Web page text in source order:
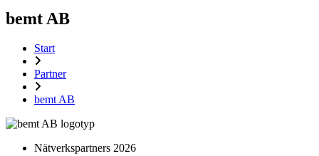
bemt AB
Start
Partner
bemt AB
Nätverkspartners 2026